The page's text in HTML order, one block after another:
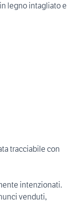
legno intagliato e
tracciabile con
intenzionati.
venduti,